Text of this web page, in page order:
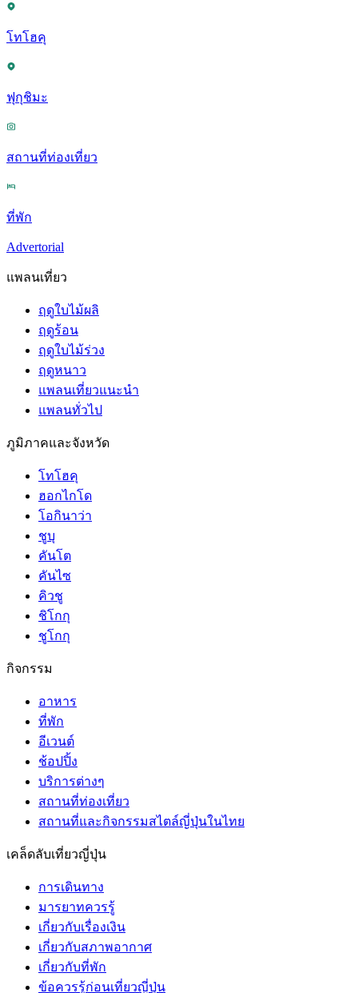
โทโฮคุ
ฟุกุชิมะ
สถานที่ท่องเที่ยว
ที่พัก
Advertorial
แพลนเที่ยว
ฤดูใบไม้ผลิ
ฤดูร้อน
ฤดูใบไม้ร่วง
ฤดูหนาว
แพลนเที่ยวแนะนำ
แพลนทั่วไป
ภูมิภาคและจังหวัด
โทโฮคุ
ฮอกไกโด
โอกินาว่า
ชูบุ
คันโต
คันไซ
คิวชู
ชิโกกุ
ชูโกกุ
กิจกรรม
อาหาร
ที่พัก
อีเวนต์
ช้อปปิ้ง
บริการต่างๆ
สถานที่ท่องเที่ยว
สถานที่และกิจกรรมสไตล์ญี่ปุ่นในไทย
เคล็ดลับเที่ยวญี่ปุ่น
การเดินทาง
มารยาทควรรู้
เกี่ยวกับเรื่องเงิน
เกี่ยวกับสภาพอากาศ
เกี่ยวกับที่พัก
ข้อควรรู้ก่อนเที่ยวญี่ปุ่น